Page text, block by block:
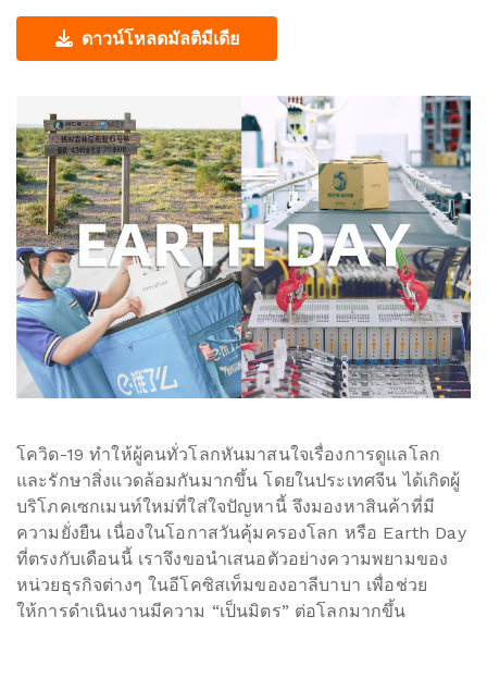
ดาวน์โหลดมัลติมีเดีย
โควิด-19 ทำให้ผู้คนทั่วโลกหันมาสนใจเรื่องการดูแลโลก
และรักษาสิ่งแวดล้อมกันมากขึ้น โดยในประเทศจีน ได้เกิดผู้
บริโภคเซกเมนท์ใหม่ที่ใส่ใจปัญหานี้ จึงมองหาสินค้าที่มี
ความยั่งยืน เนื่องในโอกาสวันคุ้มครองโลก หรือ Earth Day
ที่ตรงกับเดือนนี้ เราจึงขอนำเสนอตัวอย่างความพยามของ
หน่วยธุรกิจต่างๆ ในอีโคซิสเท็มของอาลีบาบา เพื่อช่วย
ให้การดำเนินงานมีความ “เป็นมิตร” ต่อโลกมากขึ้น